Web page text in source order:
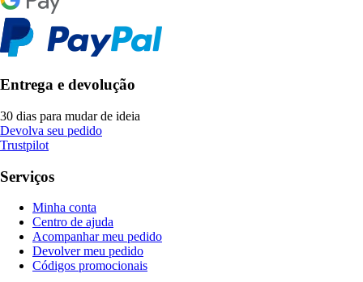
Entrega e devolução
30 dias para mudar de ideia
Devolva seu pedido
Trustpilot
Serviços
Minha conta
Centro de ajuda
Acompanhar meu pedido
Devolver meu pedido
Códigos promocionais